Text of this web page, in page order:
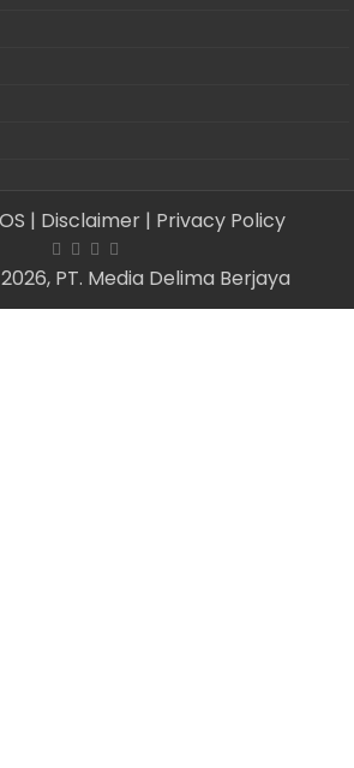
| Disclaimer | Privacy Policy
PT. Media Delima Berjaya